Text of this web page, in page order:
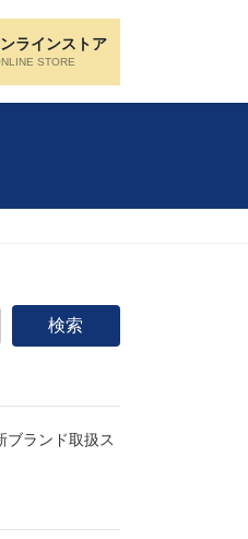
ラインストア
STORE
検索
ブランド取扱ス